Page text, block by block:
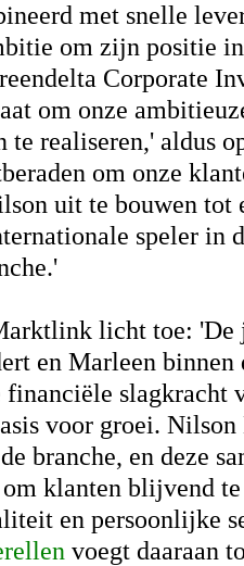
met snelle
om zijn positie
Corporate
om onze
te realiseren,' aldus
om onze
uit te bouwen tot
speler in
licht toe: 'De
en Marleen binnen
slagkracht
voor groei. Nilson
branche, en deze
klanten blijvend
en persoonlijke
voegt daaraan